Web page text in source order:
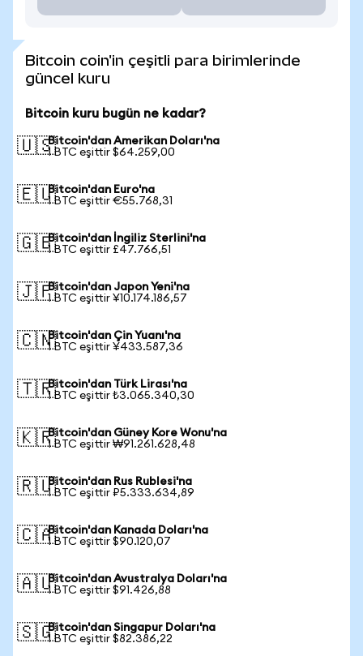
Bitcoin coin'in çeşitli para birimlerinde
güncel kuru
Bitcoin kuru bugün ne kadar?
🇺🇸Bitcoin'dan Amerikan Doları'na
1 BTC eşittir $64.259,00
🇪🇺Bitcoin'dan Euro'na
1 BTC eşittir €55.768,31
🇬🇧Bitcoin'dan İngiliz Sterlini'na
1 BTC eşittir £47.766,51
🇯🇵Bitcoin'dan Japon Yeni'na
1 BTC eşittir ¥10.174.186,57
🇨🇳Bitcoin'dan Çin Yuanı'na
1 BTC eşittir ¥433.587,36
🇹🇷Bitcoin'dan Türk Lirası'na
1 BTC eşittir ₺3.065.340,30
🇰🇷Bitcoin'dan Güney Kore Wonu'na
1 BTC eşittir ₩91.261.628,48
🇷🇺Bitcoin'dan Rus Rublesi'na
1 BTC eşittir ₽5.333.634,89
🇨🇦Bitcoin'dan Kanada Doları'na
1 BTC eşittir $90.120,07
🇦🇺Bitcoin'dan Avustralya Doları'na
1 BTC eşittir $91.426,88
🇸🇬Bitcoin'dan Singapur Doları'na
1 BTC eşittir $82.386,22